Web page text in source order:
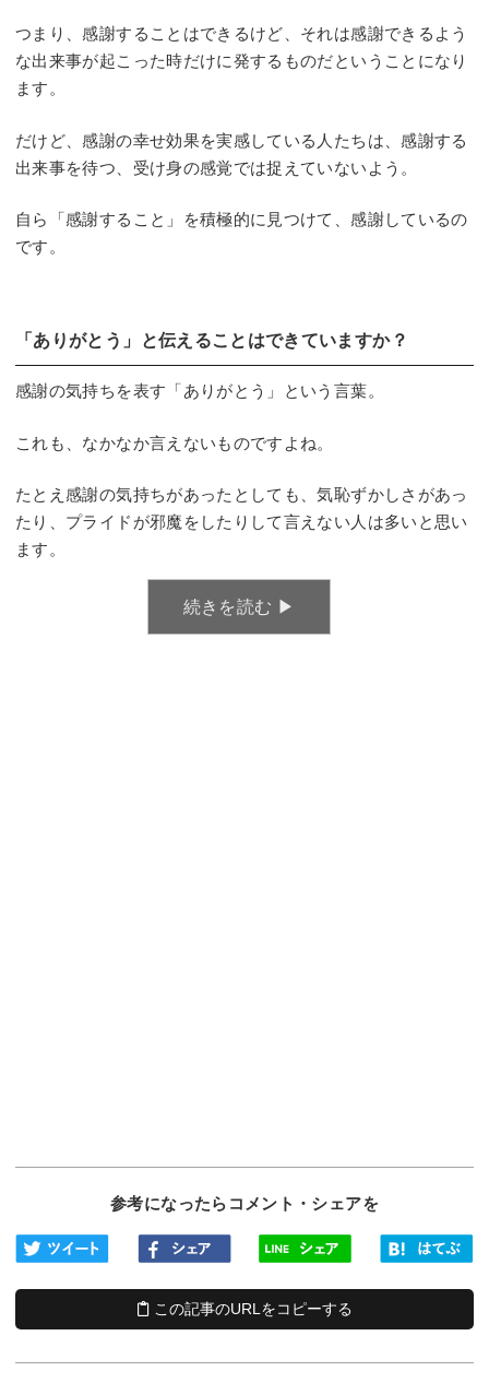
つまり、感謝することはできるけど、それは感謝できるよう
な出来事が起こった時だけに発するものだということになり
ます。
だけど、感謝の幸せ効果を実感している人たちは、感謝する
出来事を待つ、受け身の感覚では捉えていないよう。
自ら「感謝すること」を積極的に見つけて、感謝しているの
です。
「ありがとう」と伝えることはできていますか？
感謝の気持ちを表す「ありがとう」という言葉。
これも、なかなか言えないものですよね。
たとえ感謝の気持ちがあったとしても、気恥ずかしさがあっ
たり、プライドが邪魔をしたりして言えない人は多いと思い
ます。
続きを読む ▶︎
参考になったらコメント・シェアを
この記事のURLをコピーする